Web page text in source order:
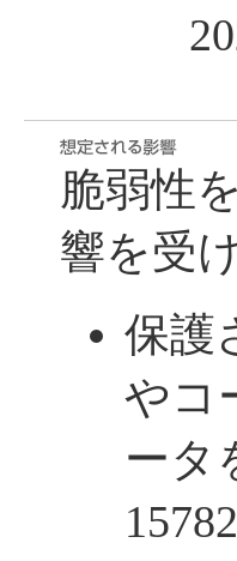
脆弱性
響を受
保護
やコ
ータ
15782